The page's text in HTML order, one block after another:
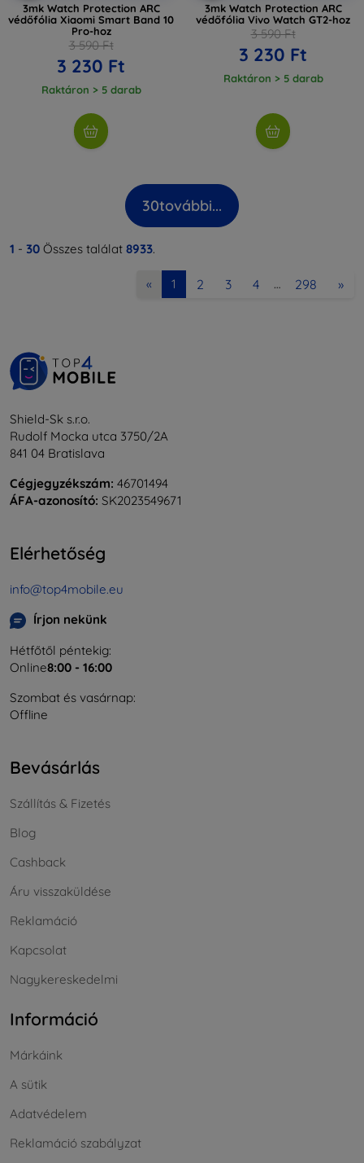
3mk Watch Protection ARC
védőfólia Xiaomi Smart Band 10
Pro-hoz
3 590 Ft
3 230 Ft
Raktáron > 5 darab
3mk Watch Protection ARC
védőfólia Vivo Watch GT2-hoz
3 590 Ft
3 230 Ft
Raktáron > 5 darab
30további...
1 - 30 Összes találat 8933.
« 1 2 3 4 … 298 »
Shield-Sk s.r.o.
Rudolf Mocka utca 3750/2A
841 04 Bratislava
Cégjegyzékszám: 46701494
ÁFA-azonosító: SK2023549671
Elérhetőség
info@top4mobile.eu
Írjon nekünk
Hétfőtől péntekig:
Online8:00 - 16:00
Szombat és vasárnap:
Offline
Bevásárlás
Szállítás & Fizetés
Blog
Cashback
Áru visszaküldése
Reklamáció
Kapcsolat
Nagykereskedelmi
Információ
Márkáink
A sütik
Adatvédelem
Reklamáció szabályzat